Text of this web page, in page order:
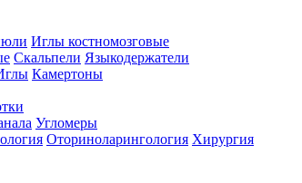
Иглы костномозговые
Скальпели Языкодержатели
Камертоны
Угломеры
Оториноларингология Хирургия